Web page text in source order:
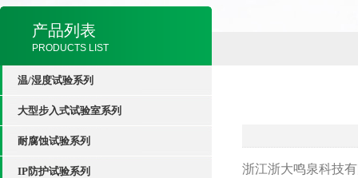
产品列表
PRODUCTS LIST
温/湿度试验系列
大型步入式试验室系列
耐腐蚀试验系列
IP防护试验系列
浙江浙大鸣泉科技